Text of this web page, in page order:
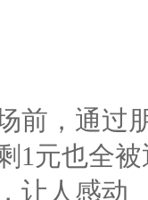
前，通过
1元也全
让人感动